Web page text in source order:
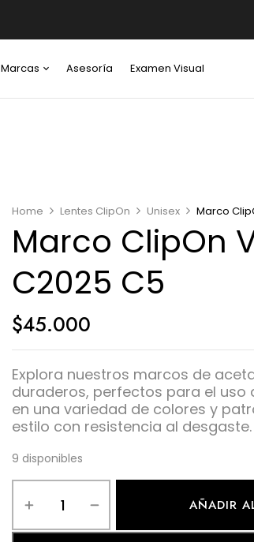
Marcas Asesoría Examen Visual
Home Lentes ClipOn Unisex Marco
Marco ClipOn
C2025 C5
$45.000
Explora nuestros marcos de
duraderos, perfectos para el uso
en una variedad de colores y
estilo con resistencia al desgaste.
9 disponibles
AÑADIR